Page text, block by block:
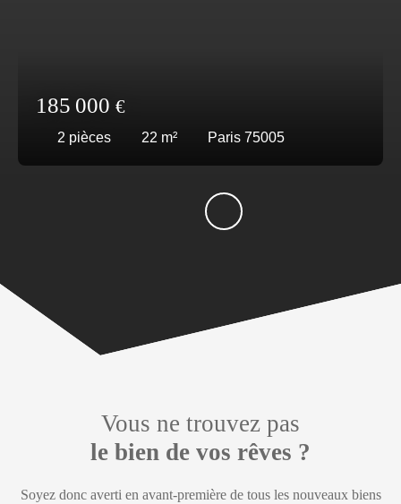
185 000 €
2 pièces 22 m² Paris 75005
Vous ne trouvez pas
le bien de vos rêves ?
Soyez donc averti en avant-première de tous les nouveaux biens